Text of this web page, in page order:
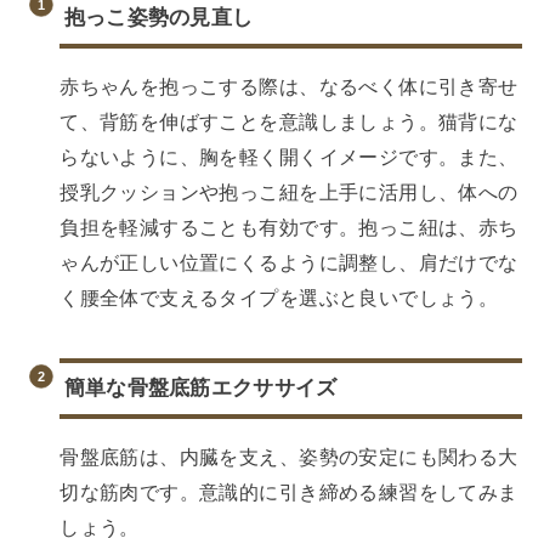
抱っこ姿勢の見直し
赤ちゃんを抱っこする際は、なるべく体に引き寄せ
て、背筋を伸ばすことを意識しましょう。猫背にな
らないように、胸を軽く開くイメージです。また、
授乳クッションや抱っこ紐を上手に活用し、体への
負担を軽減することも有効です。抱っこ紐は、赤ち
ゃんが正しい位置にくるように調整し、肩だけでな
く腰全体で支えるタイプを選ぶと良いでしょう。
簡単な骨盤底筋エクササイズ
骨盤底筋は、内臓を支え、姿勢の安定にも関わる大
切な筋肉です。意識的に引き締める練習をしてみま
しょう。